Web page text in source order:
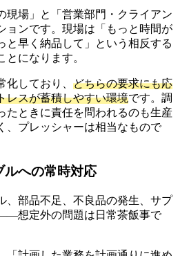
現場」と「営業部門・クライアン
ョンです。現場は「もっと時間が
と早く納品して」という相反する
になります。
化しており、 どちらの要求にも応
レスが蓄積しやすい環境です。調
たときに責任を問われるのも生産
、プレッシャーは相当なもので
への常時対応
、部品不足、不良品の発生、サプ
想定外の問題は日常茶飯事で